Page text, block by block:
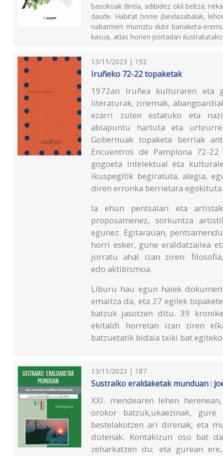
basokoak direla, adibidez okil beltza;
daude. Habitat horiei (landazabalak,
nabarmen murriztu dute banaketa-
kasua, atlas honen portadan
13/11/2023 | 192
Iruñeko 72-22 topaketak
1972an Iruñea kulturaren eta
literaturak, zinemak,
ezarri zuten estatuko eta
abiapuntu hartuta eta
Gobernuak topaketa berriak
Encuentros de Pamplona 72-
gogoeta intelektual eta
ikuspegitik begiratuta, alegia,
diren erronka berrietara egokituta.
Ia ehun pentsalari eta
proposamenez, sorkuntza
egunez. Egitarauan,
horri esker, gune eraldatzailea
jorratu ahal izan ziren:
edo aktibismoa.
Liburu hau egun haiek
emaitza da, eta 27 egilek
batzuk jasotzen ditu. 39
ekitaldi horretan izan ziren
batzuetatik bidaia txiki bat
13/11/2023 | 187
Sustraiko eraldaketak munduan :
XXI. mendearen lehen
orokor batzuk,ukaezinak,
bestelakotzen ari direnak, eta
dutenak. Kontakizun oso bat
zeharkatzen du; eta gurean